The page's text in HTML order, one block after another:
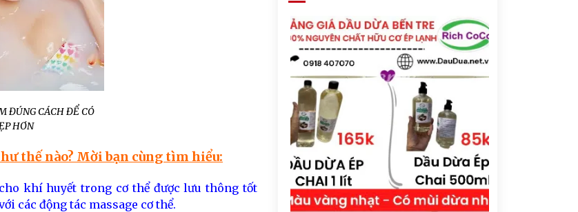
ĐÚNG CÁCH ĐỂ CÓ
HƠN
thế nào? Mời bạn cùng tìm hiểu:
khí huyết trong cơ thể được lưu thông tốt
các động tác massage cơ thể.